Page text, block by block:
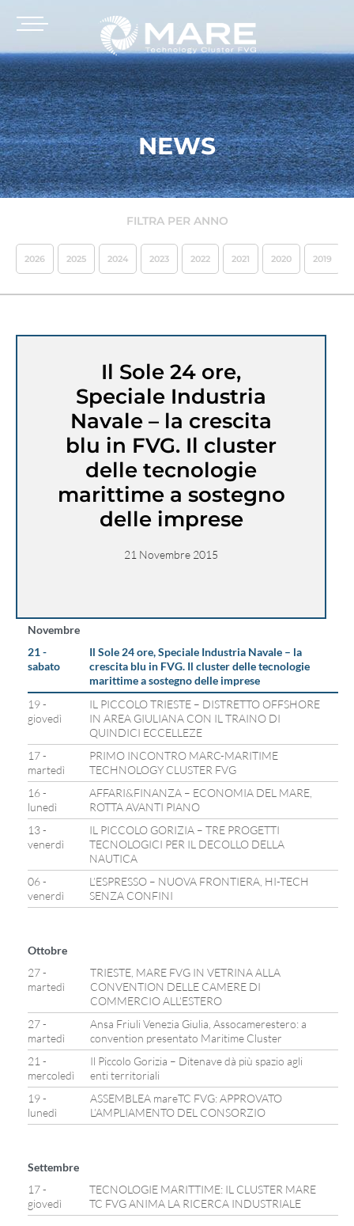
NEWS
FILTRA PER ANNO
2026 2025 2024 2023 2022 2021 2020 2019
Il Sole 24 ore,
Speciale Industria
Navale – la crescita
blu in FVG. Il cluster
delle tecnologie
marittime a sostegno
delle imprese
21 Novembre 2015
Novembre
21 -
sabato
Il Sole 24 ore, Speciale Industria Navale – la
crescita blu in FVG. Il cluster delle tecnologie
marittime a sostegno delle imprese
19 -
giovedì
IL PICCOLO TRIESTE – DISTRETTO OFFSHORE
IN AREA GIULIANA CON IL TRAINO DI
QUINDICI ECCELLEZE
17 -
martedì
PRIMO INCONTRO MARC-MARITIME
TECHNOLOGY CLUSTER FVG
16 -
lunedì
AFFARI&FINANZA – ECONOMIA DEL MARE,
ROTTA AVANTI PIANO
13 -
venerdì
IL PICCOLO GORIZIA – TRE PROGETTI
TECNOLOGICI PER IL DECOLLO DELLA
NAUTICA
06 -
venerdì
L’ESPRESSO – NUOVA FRONTIERA, HI-TECH
SENZA CONFINI
Ottobre
27 -
martedì
TRIESTE, MARE FVG IN VETRINA ALLA
CONVENTION DELLE CAMERE DI
COMMERCIO ALL’ESTERO
27 -
martedì
Ansa Friuli Venezia Giulia, Assocamerestero: a
convention presentato Maritime Cluster
21 -
mercoledì
Il Piccolo Gorizia – Ditenave dà più spazio agli
enti territoriali
19 -
lunedì
ASSEMBLEA mareTC FVG: APPROVATO
L’AMPLIAMENTO DEL CONSORZIO
Settembre
17 -
giovedì
TECNOLOGIE MARITTIME: IL CLUSTER MARE
TC FVG ANIMA LA RICERCA INDUSTRIALE